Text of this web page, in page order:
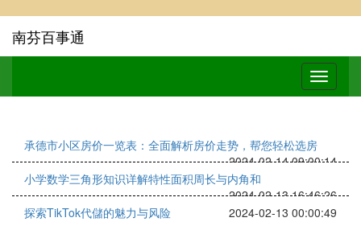
南芬百事通
承德市小区房价一览表：全面解析房价走势，帮您轻松选房
2024-02-14 09:00:14
小学数学三角形知识详解特性面积周长与内角和
2024-02-13 16:46:26
探索TikTok代儲的魅力与风险
2024-02-13 00:00:49